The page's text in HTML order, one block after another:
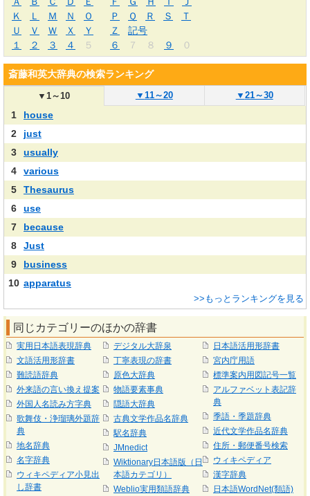
Ｋ
Ｌ Ｍ Ｎ Ｏ Ｐ Ｑ Ｒ Ｓ
Ｔ
Ｕ
Ｖ Ｗ Ｘ Ｙ Ｚ
記号
１
２ ３ ４ ５ ６ ７ ８ ９ ０
斎藤和英大辞典の検索ランキング
▼1～10 ▼ 11～20 ▼ 21～30
1
house
2
just
3
usually
4
various
5
Thesaurus
6
use
7
because
8
Just
9
business
10 apparatus
>>もっとランキングを見る
同じカテゴリーのほかの辞書
実用日本語表現辞典
文語活用形辞書
難読語辞典
外来語の言い換え提案
外国人名読み方字典
歌舞伎・浄瑠璃外題辞
典
地名辞典
名字辞典
ウィキペディア小見出
し辞書
デジタル大辞泉
丁寧表現の辞書
原色大辞典
物語要素事典
隠語大辞典
古典文学作品名辞典
駅名辞典
JMnedict
Wiktionary日本語版（日
本語カテゴリ）
Weblio実用類語辞典
日本語活用形辞書
宮内庁用語
標準案内用図記号一覧
アルファベット表記辞
典
季語・季題辞典
近代文学作品名辞典
住所・郵便番号検索
ウィキペディア
漢字辞典
日本語WordNet(類語)